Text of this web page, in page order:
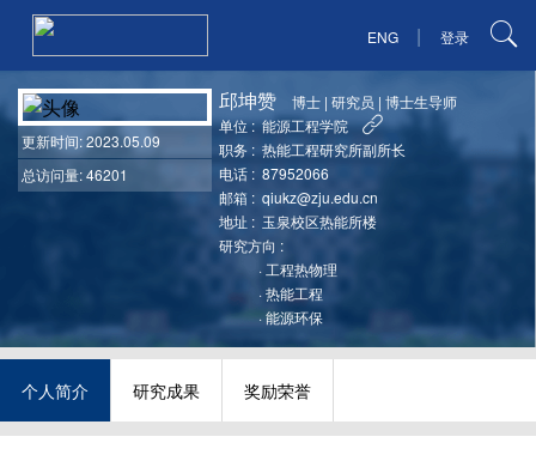
ENG | 登录
更新时间: 2023.05.09
总访问量: 46201
邱坤赞 博士 |研究员 |博士生导师
单位 : 能源工程学院
职务 : 热能工程研究所副所长
电话 : 87952066
邮箱 : qiukz@zju.edu.cn
地址 : 玉泉校区热能所楼
研究方向 :
· 工程热物理
·热能工程
·能源环保
个人简介 研究成果 奖励荣誉